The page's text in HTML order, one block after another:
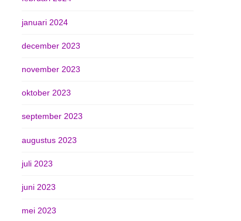
januari 2024
december 2023
november 2023
oktober 2023
september 2023
augustus 2023
juli 2023
juni 2023
mei 2023